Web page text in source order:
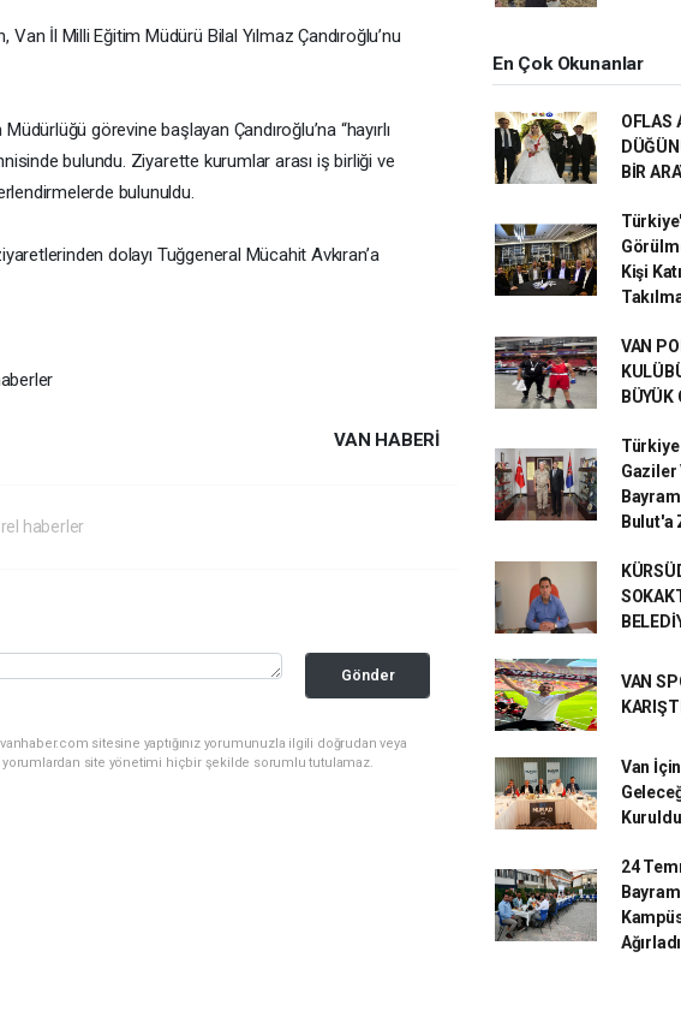
İl Milli Eğitim Müdürü Bilal Yılmaz Çandıroğlu’nu
görevine başlayan Çandıroğlu’na “hayırlı
bulundu. Ziyarette kurumlar arası iş birliği ve
bulunuldu.
dolayı Tuğgeneral Mücahit Avkıran’a
VAN HABERİ
haberler
Gönder
sitesine yaptığınız yorumunuzla ilgili doğrudan veya
yorumlardan site yönetimi hiçbir şekilde sorumlu tutulamaz.
En Çok Okunanlar
OFLAS
BİR
Kişi
VAN
BÜYÜK
Gaziler
Bulut'a
VAN
KARIŞTI
Van
Kuruldu
24
Ağırladı